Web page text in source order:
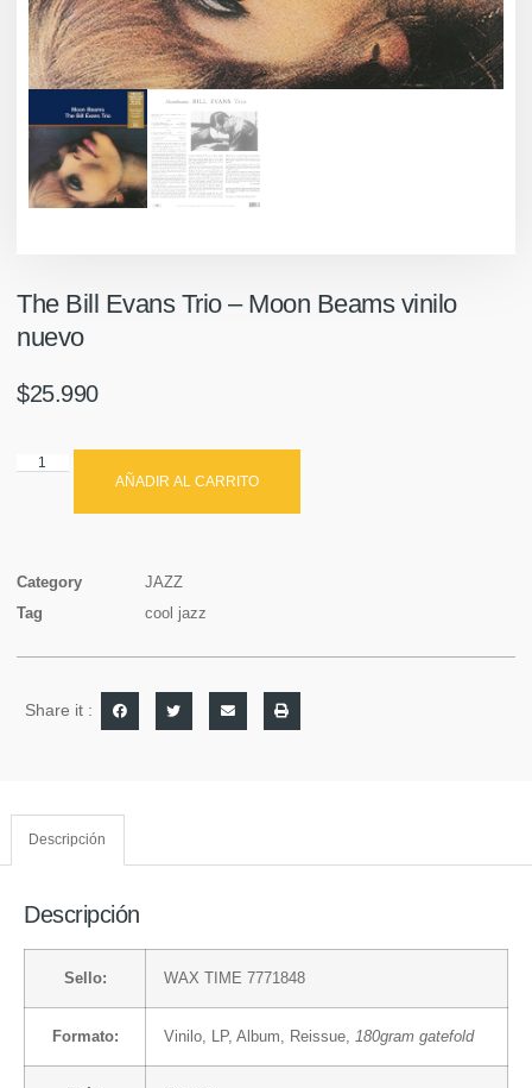
The Bill Evans Trio – Moon Beams vinilo
nuevo
$25.990
AÑADIR AL CARRITO
Category
JAZZ
Tag
cool jazz
Share it :
Descripción
Descripción
Sello: WAX TIME 7771848
Formato: Vinilo , LP, Album, Reissue, 180gram gatefold